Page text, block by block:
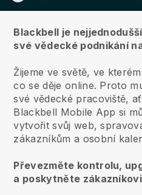
Blackbell je
své vědecké podnikání
Žijeme ve světě, ve
co se děje online. Proto
své vědecké pracoviště,
Blackbell Mobile App si
vytvořit svůj web,
zákazníkům a osobní
Převezměte kontrolu,
a poskytněte